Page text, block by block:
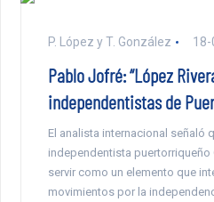
P. López y T. González
Pablo Jofré: “López
independentistas de
El analista internacional señaló
independentista puertorriqueño
servir como un elemento que
movimientos por la